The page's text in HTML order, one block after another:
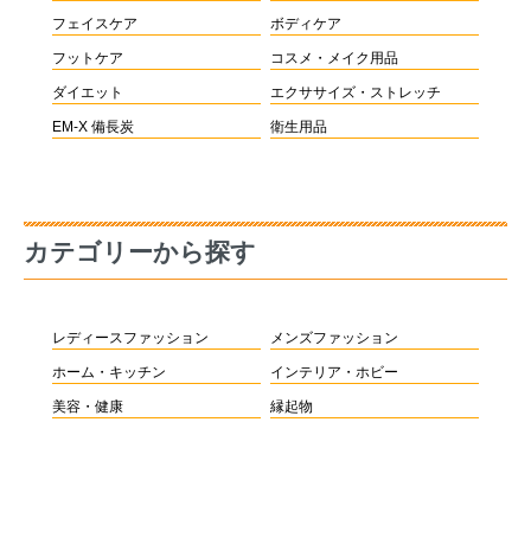
フェイスケア ボディケア
フットケア コスメ・メイク用品
ダイエット エクササイズ・ストレッチ
EM-X 備長炭 衛生用品
カテゴリーから探す
レディースファッション メンズファッション
ホーム・キッチン インテリア・ホビー
美容・健康 縁起物